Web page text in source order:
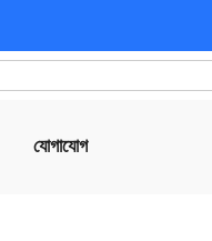
যোগাযোগ